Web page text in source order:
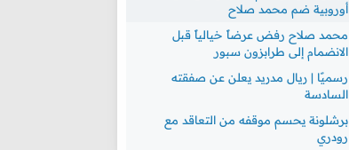
أوروبية ضم محمد صلاح
محمد صلاح رفض عرضاً خيالياً قبل
الانضمام إلى طرابزون سبور
رسميًا | ريال مدريد يعلن عن صفقته
السادسة
برشلونة يحسم موقفه من التعاقد مع
رودري